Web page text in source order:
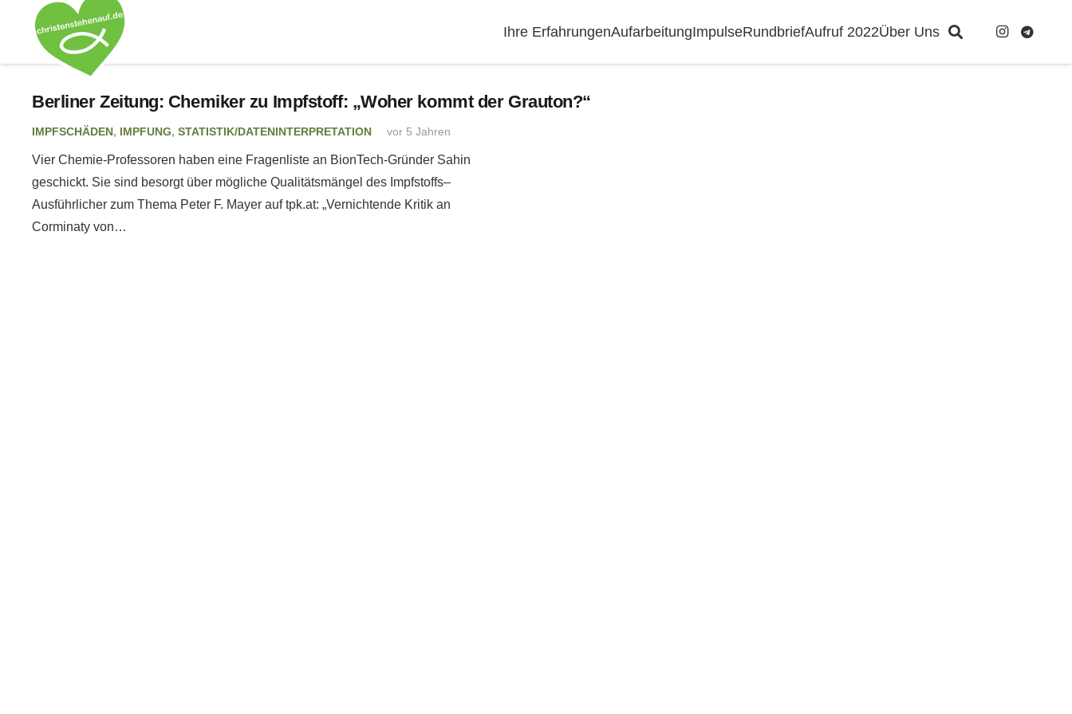
Ihre ErfahrungenAufarbeitungImpulseRundbriefAufruf 2022Über Uns
Berliner Zeitung: Chemiker zu Impfstoff: „Woher kommt der Grauton?“
IMPFSCHÄDEN, IMPFUNG, STATISTIK/DATENINTERPRETATION vor 5 Jahren
Vier Chemie-Professoren haben eine Fragenliste an BionTech-Gründer Sahin
geschickt. Sie sind besorgt über mögliche Qualitätsmängel des Impfstoffs–
Ausführlicher zum Thema Peter F. Mayer auf tpk.at: „Vernichtende Kritik an
Corminaty von…